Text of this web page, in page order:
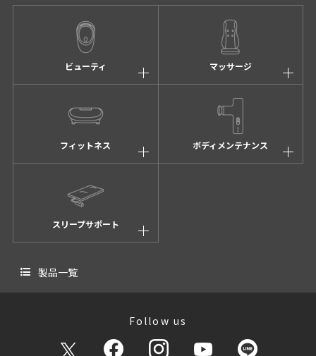
ビューティ マッサージ
フィットネス ボディメンテナンス
スリープサポート
製品一覧
Follow us